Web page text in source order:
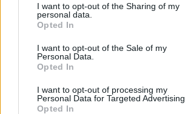
I want to opt-out of the Sharing of my
personal data.
Opted In
I want to opt-out of the Sale of my
Personal Data.
Opted In
I want to opt-out of processing my
Personal Data for Targeted Advertising.
Opted In
pic.twitter.com/uwj8AdPecD
— BritMatters 🇬🇧
2026
Parole allucinanti. Si è divertito e
rifarebbe? Che non esca più dal
allora! pic.twitter.com/